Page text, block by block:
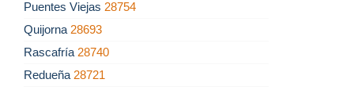
Puentes Viejas 28754
Quijorna 28693
Rascafría 28740
Redueña 28721